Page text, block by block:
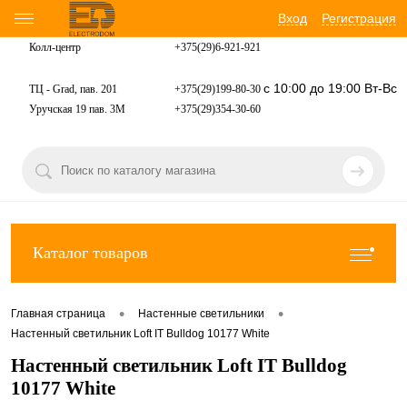
Вход Регистрация
Колл-центр +375(29)6-921-921
ТЦ - Grad, пав. 201 +375(29)199-80-30 с 10:00 до 19:00 Вт-Вс
Уручская 19 пав. 3М +375(29)354-30-60
Каталог товаров
Главная страница • Настенные светильники •
Настенный светильник Loft IT Bulldog 10177 White
Настенный светильник Loft IT Bulldog
10177 White